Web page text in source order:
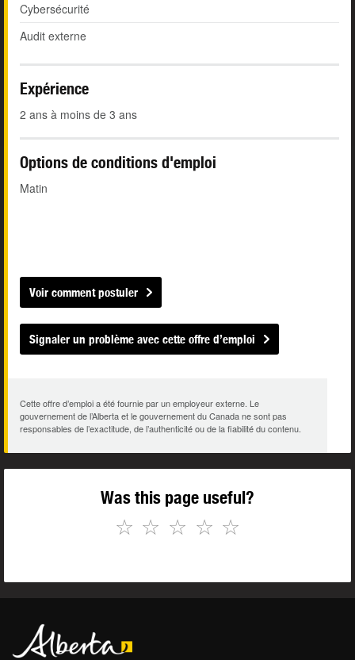
Cybersécurité
Audit externe
Expérience
2 ans à moins de 3 ans
Options de conditions d'emploi
Matin
Voir comment postuler
Signaler un problème avec cette offre d’emploi
Cette offre d’emploi a été fournie par un employeur externe. Le
gouvernement de l’Alberta et le gouvernement du Canada ne sont pas
responsables de l’exactitude, de l’authenticité ou de la fiabilité du contenu.
Was this page useful?
☆
☆
☆
☆
☆